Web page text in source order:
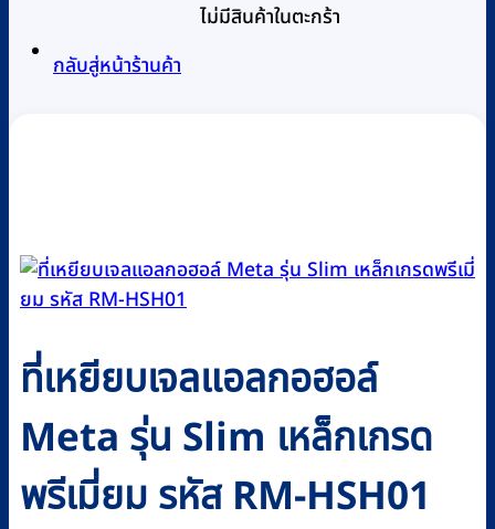
ไม่มีสินค้าในตะกร้า
กลับสู่หน้าร้านค้า
ที่เหยียบเจลแอลกอฮอล์
Meta รุ่น Slim เหล็กเกรด
พรีเมี่ยม รหัส RM-HSH01